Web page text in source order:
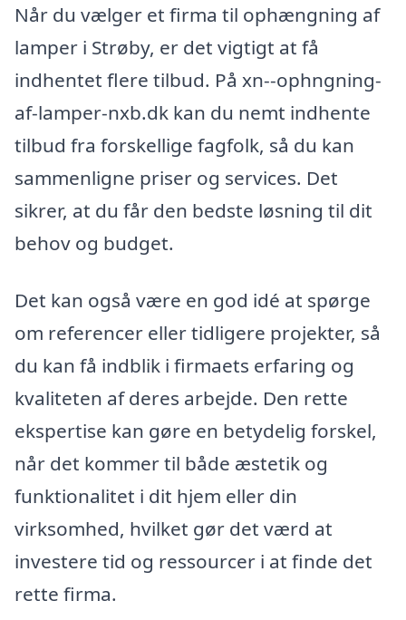
Når du vælger et firma til ophængning af
lamper i Strøby, er det vigtigt at få
indhentet flere tilbud. På xn--ophngning-
af-lamper-nxb.dk kan du nemt indhente
tilbud fra forskellige fagfolk, så du kan
sammenligne priser og services. Det
sikrer, at du får den bedste løsning til dit
behov og budget.
Det kan også være en god idé at spørge
om referencer eller tidligere projekter, så
du kan få indblik i firmaets erfaring og
kvaliteten af deres arbejde. Den rette
ekspertise kan gøre en betydelig forskel,
når det kommer til både æstetik og
funktionalitet i dit hjem eller din
virksomhed, hvilket gør det værd at
investere tid og ressourcer i at finde det
rette firma.